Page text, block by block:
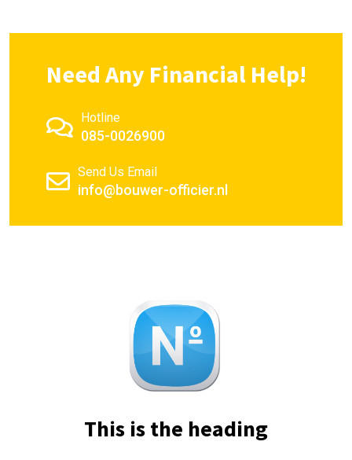
Need Any Financial Help!
Hotline
085-0026900
Send Us Email
info@bouwer-officier.nl
This is the heading